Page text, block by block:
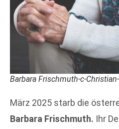
Barbara Frischmuth-c-
März 2025 starb die
Barbara Frischmuth. Ihr